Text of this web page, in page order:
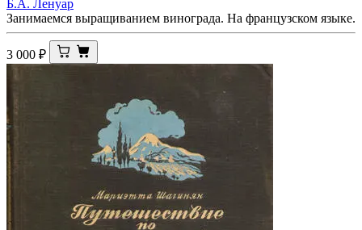
Б.А. Ленуар
Занимаемся выращиванием винограда. На французском языке.
3 000 ₽